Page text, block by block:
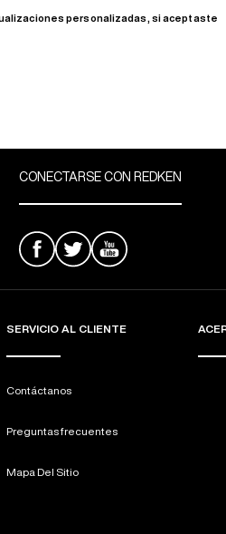
personalizadas, si aceptaste
CONECTARSE CON REDKEN
SERVICIO AL CLIENTE
Contáctanos
Preguntas frecuentes
Mapa Del Sitio